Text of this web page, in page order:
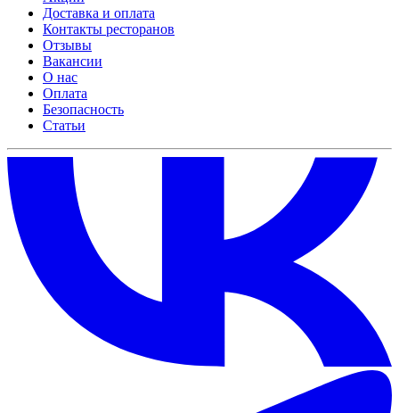
Доставка и оплата
Контакты ресторанов
Отзывы
Вакансии
О нас
Оплата
Безопасность
Статьи